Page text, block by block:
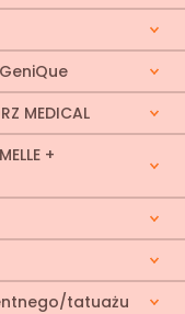
MEDICAL
+
tatuażu